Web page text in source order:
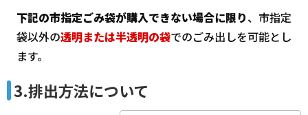
下記の市指定ごみ袋が購入できない場合に限り、市指定
袋以外の透明または半透明の袋でのごみ出しを可能とし
ます。
3.排出方法について